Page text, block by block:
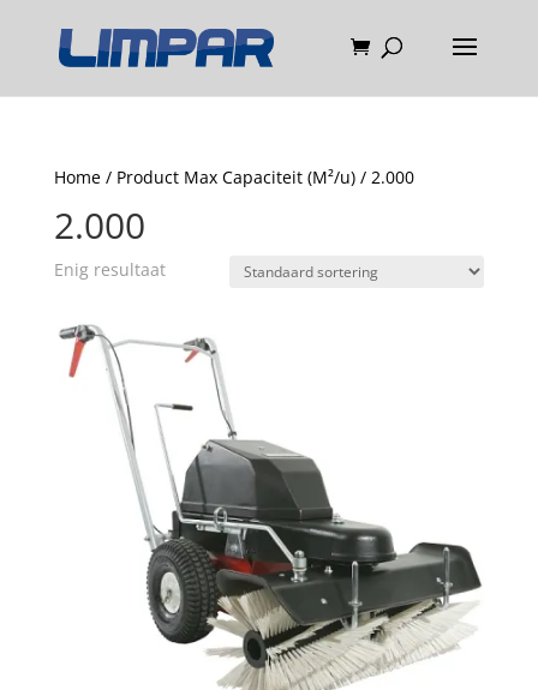
Home/ Product Max Capaciteit (M²/u) / 2.000
2.000
Enig resultaat